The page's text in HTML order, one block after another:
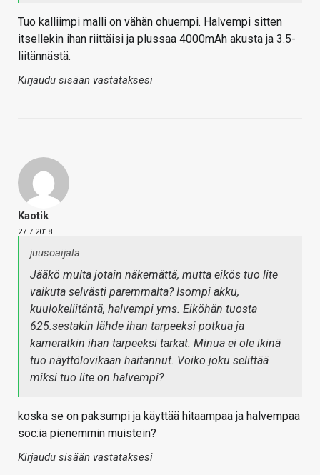
Tuo kalliimpi malli on vähän ohuempi. Halvempi sitten
itsellekin ihan riittäisi ja plussaa 4000mAh akusta ja 3.5-
liitännästä.
Kirjaudu sisään vastataksesi
Kaotik
27.7.2018
juusoaijala
Jääkö multa jotain näkemättä, mutta eikös tuo lite
vaikuta selvästi paremmalta? Isompi akku,
kuulokeliitäntä, halvempi yms. Eiköhän tuosta
625:sestakin lähde ihan tarpeeksi potkua ja
kameratkin ihan tarpeeksi tarkat. Minua ei ole ikinä
tuo näyttölovikaan haitannut. Voiko joku selittää
miksi tuo lite on halvempi?
koska se on paksumpi ja käyttää hitaampaa ja halvempaa
soc:ia pienemmin muistein?
Kirjaudu sisään vastataksesi